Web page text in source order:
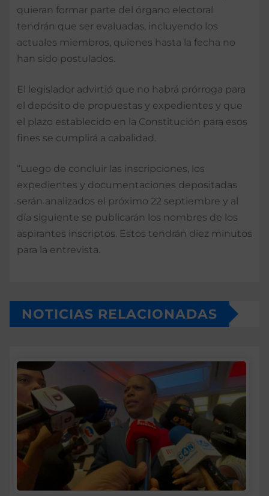
quieran formar parte del órgano electoral
tendrán que ser evaluadas, incluyendo los
actuales miembros, quienes hasta la fecha no
han sido postulados.
El legislador advirtió que no habrá prórroga para
el depósito de propuestas y expedientes y que
el plazo establecido en la Constitución para esos
fines se cumplirá a cabalidad.
“Luego de concluir las inscripciones, los
expedientes y documentaciones depositadas
serán analizados el próximo 22 septiembre y al
día siguiente se publicarán los nombres de los
aspirantes inscriptos. Estos tendrán diez minutos
para la entrevista.
NOTICIAS RELACIONADAS